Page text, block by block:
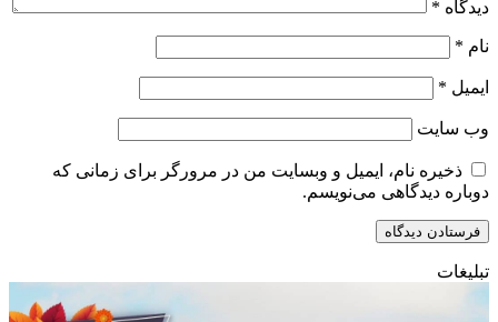
دیدگاه *
نام *
ایمیل *
وب‌ سایت
ذخیره نام، ایمیل و وبسایت من در مرورگر برای زمانی که
دوباره دیدگاهی می‌نویسم.
تبلیغات